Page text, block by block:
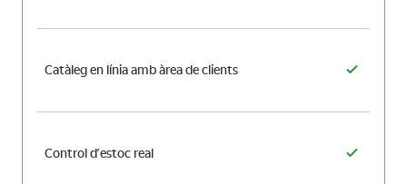
Catàleg en línia amb àrea de clients
Control d’estoc real